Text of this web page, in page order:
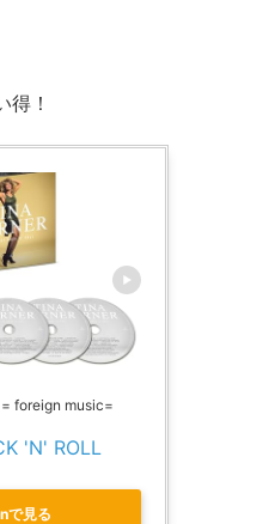
得！
foreign music=
'N' ROLL
で見る